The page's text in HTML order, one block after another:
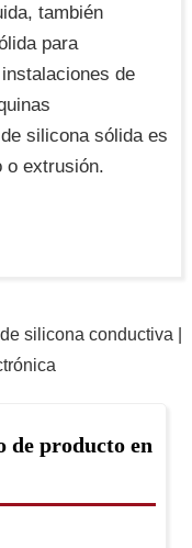
también
para
de
silicona sólida es
o extrusión.
silicona conductiva |
de producto en